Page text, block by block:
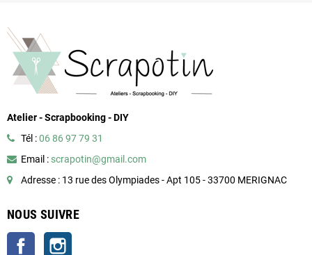
Atelier - Scrapbooking - DIY
Tél :06 86 97 79 31
Email : scrapotin@gmail.com
Adresse : 13 rue des Olympiades - Apt 105 - 33700 MERIGNAC
NOUS SUIVRE
Facebook